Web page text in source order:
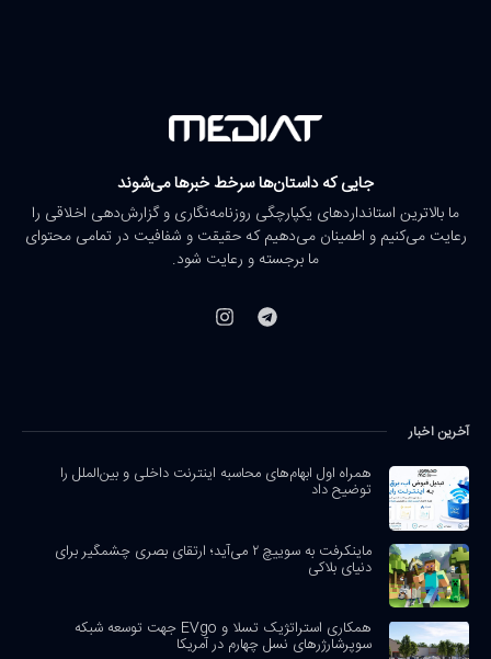
جایی که داستان‌ها سرخط خبرها می‌شوند
ما بالاترین استانداردهای یکپارچگی روزنامه‌نگاری و گزارش‌دهی اخلاقی را
رعایت می‌کنیم و اطمینان می‌دهیم که حقیقت و شفافیت در تمامی محتوای
ما برجسته و رعایت شود.
آخرین اخبار
همراه اول ابهام‌های محاسبه اینترنت داخلی و بین‌الملل را
توضیح داد
ماینکرفت به سوییچ ۲ می‌آید؛ ارتقای بصری چشمگیر برای
دنیای بلاکی
همکاری استراتژیک تسلا و EVgo جهت توسعه شبکه
سوپرشارژرهای نسل چهارم در آمریکا